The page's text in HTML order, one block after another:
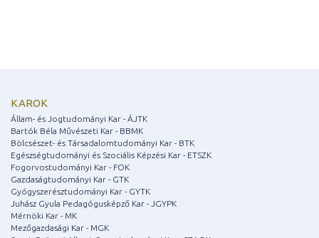
KAROK
Állam- és Jogtudományi Kar - ÁJTK
Bartók Béla Művészeti Kar - BBMK
Bölcsészet- és Társadalomtudományi Kar - BTK
Egészségtudományi és Szociális Képzési Kar - ETSZK
Fogorvostudományi Kar - FOK
Gazdaságtudományi Kar - GTK
Gyógyszerésztudományi Kar - GYTK
Juhász Gyula Pedagógusképző Kar - JGYPK
Mérnöki Kar - MK
Mezőgazdasági Kar - MGK